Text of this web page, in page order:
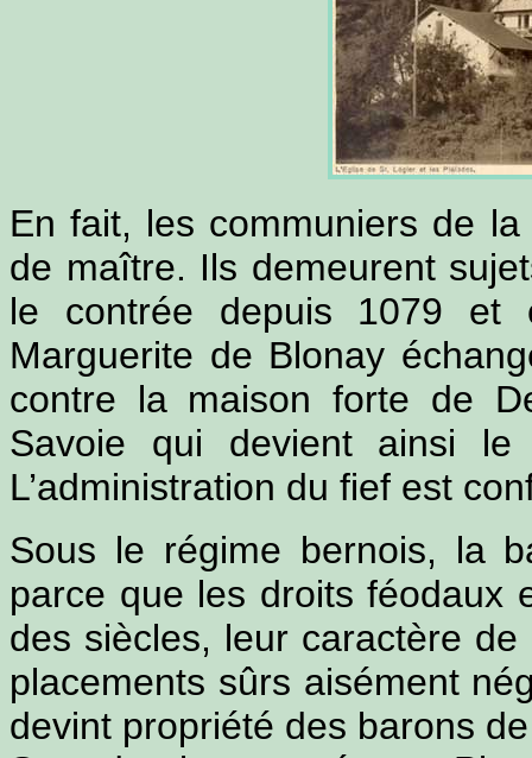
En fait, les communiers de
de maître. Ils demeurent
le contrée depuis 1079 et
Marguerite de Blonay
contre la maison forte de
Savoie qui devient ainsi
L’administration du fief est
Sous le régime bernois, la
parce que les droits féodaux
des siècles, leur caractère
placements sûrs aisément
devint propriété des barons